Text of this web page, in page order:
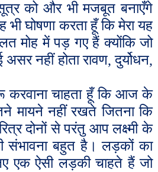
को और भी मजबूत बनाएँगे
घोषणा करता हूँ कि मेरा यह
मोह में पड़ गए हैं क्योंकि जो
नहीं होता रावण, दुर्योधन,
चाहता हूँ कि आज के
मायने नहीं रखते जितना कि
दोनों से परंतु आप लक्ष्मी के
संभावना बहुत है। लड़कों का
एक ऐसी लड़की चाहते हैं जो